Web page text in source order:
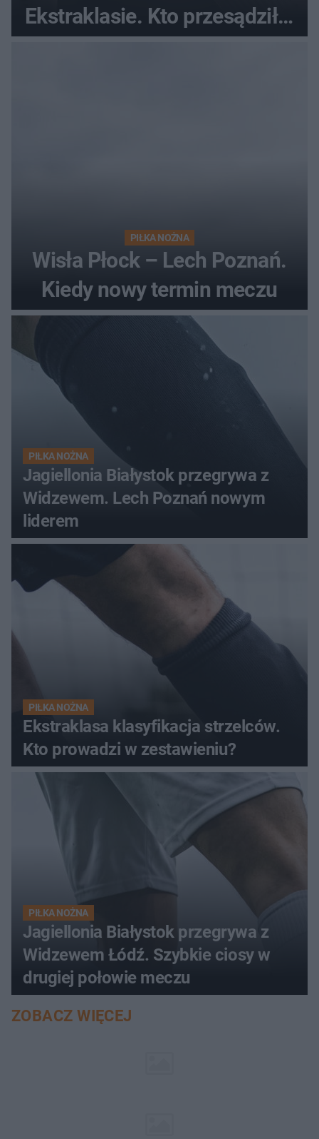
Ekstraklasie. Kto przesądził o
losach meczu?
PIŁKA NOŻNA
Wisła Płock – Lech Poznań.
Kiedy nowy termin meczu
PIŁKA NOŻNA
Jagiellonia Białystok przegrywa z
Widzewem. Lech Poznań nowym
liderem
PIŁKA NOŻNA
Ekstraklasa klasyfikacja strzelców.
Kto prowadzi w zestawieniu?
PIŁKA NOŻNA
Jagiellonia Białystok przegrywa z
Widzewem Łódź. Szybkie ciosy w
drugiej połowie meczu
ZOBACZ WIĘCEJ